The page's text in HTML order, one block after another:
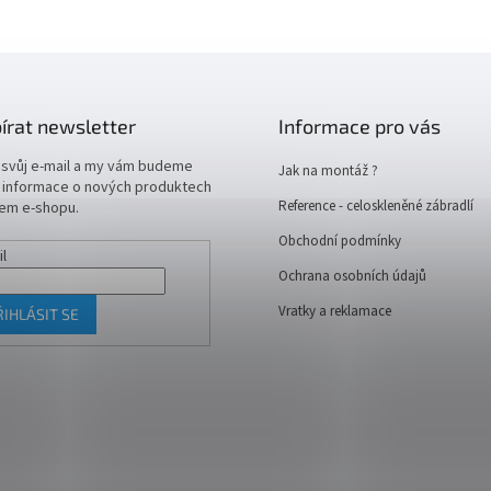
newsletter
e-mail a my vám budeme
o nových produktech
e-shopu.
SE
Informace pro vás
Jak na montáž ?
Reference - celoskleněné zábradlí
Obchodní podmínky
Ochrana osobních údajů
Vratky a reklamace